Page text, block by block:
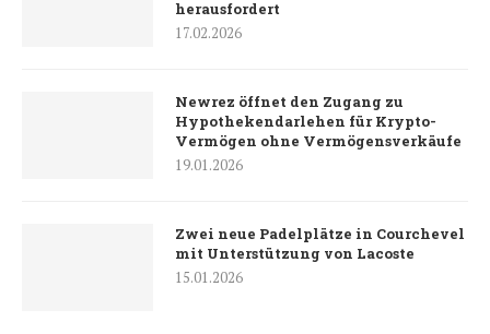
herausfordert
17.02.2026
Newrez öffnet den Zugang zu
Hypothekendarlehen für Krypto-
Vermögen ohne Vermögensverkäufe
19.01.2026
Zwei neue Padelplätze in Courchevel
mit Unterstützung von Lacoste
15.01.2026